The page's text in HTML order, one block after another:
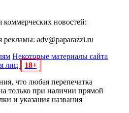
новостей:
adv@paparazzi.ru
Некоторые материалы сайта
лиц
18+
что любая перепечатка
только при наличии прямой
и указания названия